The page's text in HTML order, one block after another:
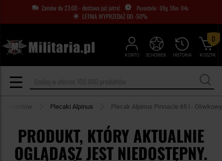
Zamów do 23:00 - dostawa już jutro! 09g 55m 03s
LETNIA WYPRZEDAŻ DO -50%
KONTO HISTORIA
SCHOWEK KOSZYK
0
Plecaki Alpinus Plecak Alpinus Pinnacle 65 l - Oliwkowy
PRODUKT, KTÓRY AKTUALNIE
OGLĄDASZ JEST NIEDOSTĘPNY.